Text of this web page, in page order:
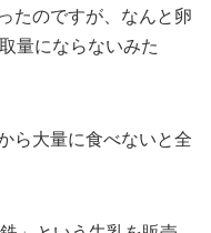
たのですが、なんと卵
量にならないみた
ら大量に食べないと全